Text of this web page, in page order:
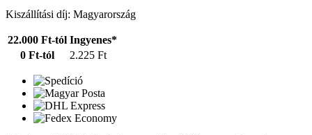
Kiszállítási díj: Magyarország
22.000 Ft-tól Ingyenes*
0 Ft-tól
2.225 Ft